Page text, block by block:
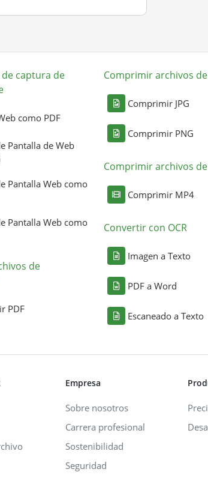
captura de
como PDF
Pantalla de Web
Pantalla Web como
Pantalla Web como
de
PDF
Comprimir archivos
Comprimir JPG
Comprimir PNG
Comprimir archivos
Comprimir MP4
Convertir con OCR
Imagen a Texto
PDF a Word
Escaneado a Texto
Empresa
Sobre nosotros
Carrera profesional
Sostenibilidad
Seguridad